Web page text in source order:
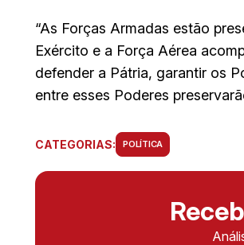
“As Forças Armadas estão
Exército e a Força Aérea
defender a Pátria, garantir os
entre esses Poderes
CATEGORIAS: POLÍTICA